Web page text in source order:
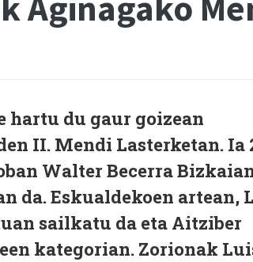
hartu du gaur goizean
II. Mendi Lasterketan. Ia
Walter Becerra
da. Eskualdekoen artean,
sailkatu da eta Aitziber
kategorian. Zorionak